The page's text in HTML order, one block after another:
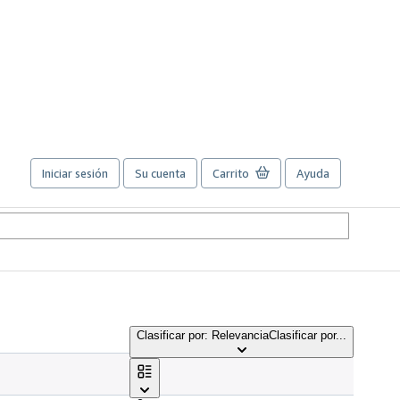
Iniciar sesión Su cuenta Carrito Ayuda
Clasificar por: RelevanciaClasificar por...